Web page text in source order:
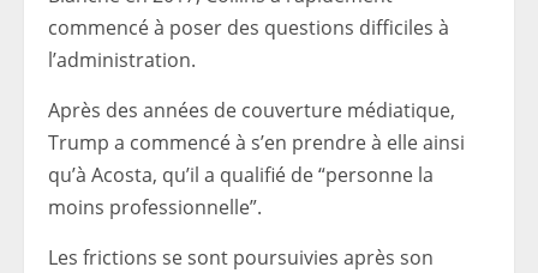
commencé à poser des questions difficiles à
l’administration.
Après des années de couverture médiatique,
Trump a commencé à s’en prendre à elle ainsi
qu’à Acosta, qu’il a qualifié de “personne la
moins professionnelle”.
Les frictions se sont poursuivies après son